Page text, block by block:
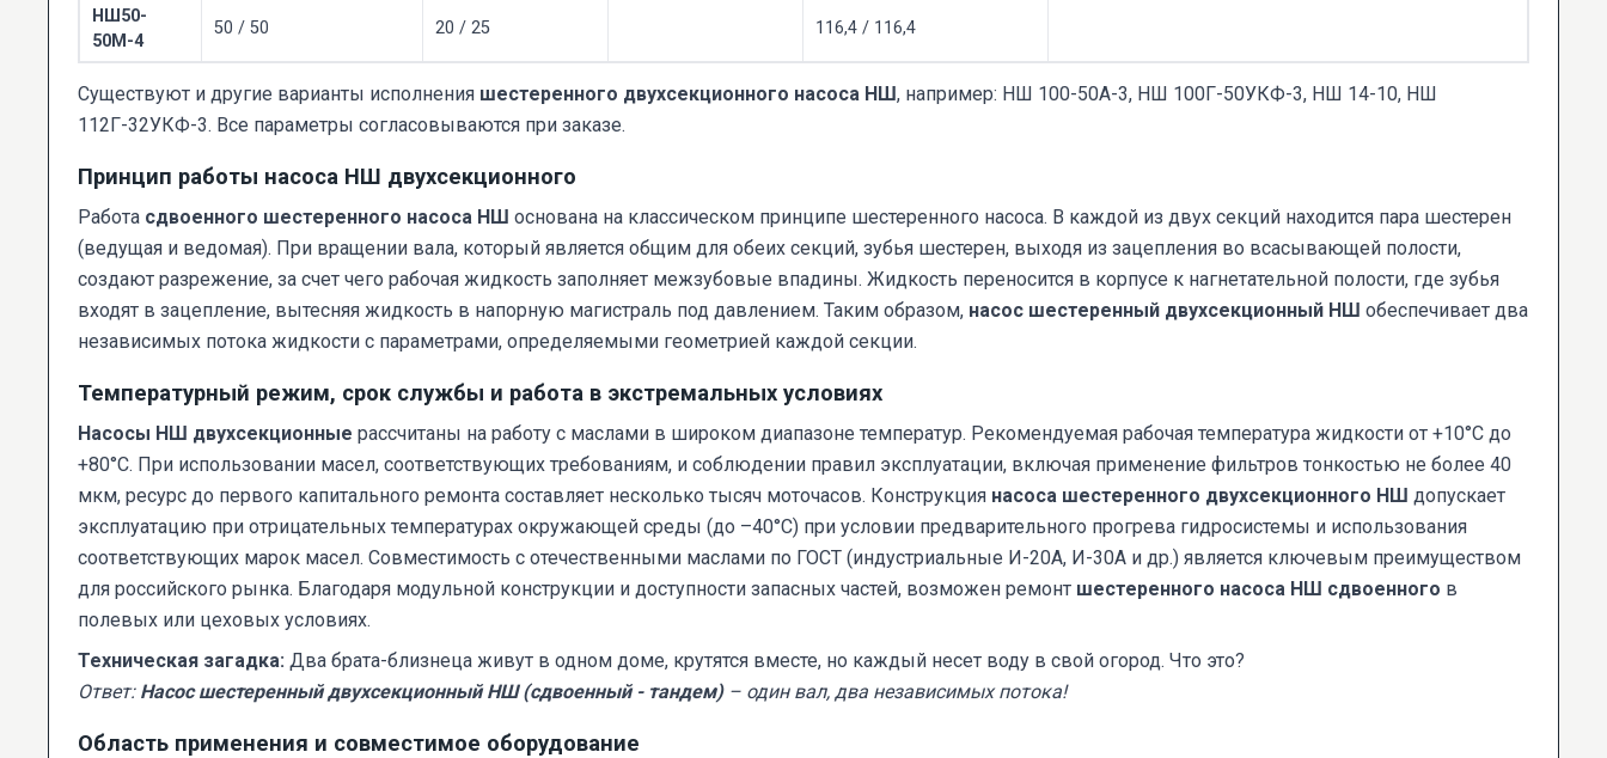
НШ50-
50М-4
50 / 50 20 / 25 116,4 / 116,4
Существуют и другие варианты исполнения шестеренного двухсекционного насоса НШ, например: НШ 100-50А-3, НШ 100Г-50УКФ-3, НШ 14-10, НШ
112Г-32УКФ-3. Все параметры согласовываются при заказе.
Принцип работы насоса НШ двухсекционного
Работа сдвоенного шестеренного насоса НШ основана на классическом принципе шестеренного насоса. В каждой из двух секций находится пара шестерен
(ведущая и ведомая). При вращении вала, который является общим для обеих секций, зубья шестерен, выходя из зацепления во всасывающей полости,
создают разрежение, за счет чего рабочая жидкость заполняет межзубовые впадины. Жидкость переносится в корпусе к нагнетательной полости, где зубья
входят в зацепление, вытесняя жидкость в напорную магистраль под давлением. Таким образом, насос шестеренный двухсекционный НШ обеспечивает два
независимых потока жидкости с параметрами, определяемыми геометрией каждой секции.
Температурный режим, срок службы и работа в экстремальных условиях
Насосы НШ двухсекционные рассчитаны на работу с маслами в широком диапазоне температур. Рекомендуемая рабочая температура жидкости от +10°C до
+80°C. При использовании масел, соответствующих требованиям, и соблюдении правил эксплуатации, включая применение фильтров тонкостью не более 40
мкм, ресурс до первого капитального ремонта составляет несколько тысяч моточасов. Конструкция насоса шестеренного двухсекционного НШ допускает
эксплуатацию при отрицательных температурах окружающей среды (до –40°C) при условии предварительного прогрева гидросистемы и использования
соответствующих марок масел. Совместимость с отечественными маслами по ГОСТ (индустриальные И-20А, И-30А и др.) является ключевым преимуществом
для российского рынка. Благодаря модульной конструкции и доступности запасных частей, возможен ремонт шестеренного насоса НШ сдвоенного в
полевых или цеховых условиях.
Техническая загадка: Два брата-близнеца живут в одном доме, крутятся вместе, но каждый несет воду в свой огород. Что это?
Ответ: Насос шестеренный двухсекционный НШ (сдвоенный - тандем)– один вал, два независимых потока!
Область применения и совместимое оборудование